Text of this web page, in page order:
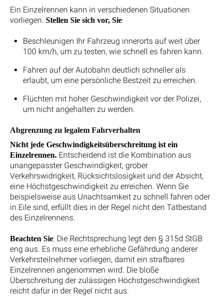
Ein Einzelrennen kann in verschiedenen Situationen
vorliegen. Stellen Sie sich vor, Sie:
Beschleunigen Ihr Fahrzeug innerorts auf weit über
100 km/h, um zu testen, wie schnell es fahren kann.
Fahren auf der Autobahn deutlich schneller als
erlaubt, um eine persönliche Bestzeit zu erreichen.
Flüchten mit hoher Geschwindigkeit vor der Polizei,
um nicht angehalten zu werden.
Abgrenzung zu legalem Fahrverhalten
Nicht jede Geschwindigkeitsüberschreitung ist ein
Einzelrennen. Entscheidend ist die Kombination aus
unangepasster Geschwindigkeit, grober
Verkehrswidrigkeit, Rücksichtslosigkeit und der Absicht,
eine Höchstgeschwindigkeit zu erreichen. Wenn Sie
beispielsweise aus Unachtsamkeit zu schnell fahren oder
in Eile sind, erfüllt dies in der Regel nicht den Tatbestand
des Einzelrennens.
Beachten Sie: Die Rechtsprechung legt den § 315d StGB
eng aus. Es muss eine erhebliche Gefährdung anderer
Verkehrsteilnehmer vorliegen, damit ein strafbares
Einzelrennen angenommen wird. Die bloße
Überschreitung der zulässigen Höchstgeschwindigkeit
reicht dafür in der Regel nicht aus.